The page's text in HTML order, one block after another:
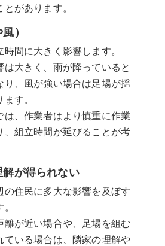
があります。
）
間に大きく影響します。
は大きく、雨が降っていると
り、風が強い場合は足場が揺
す。
は、作業者はより慎重に作業
、組立時間が延びることが考
解が得られない
の住民に多大な影響を及ぼす
離が近い場合や、足場を組む
ている場合は、隣家の理解や